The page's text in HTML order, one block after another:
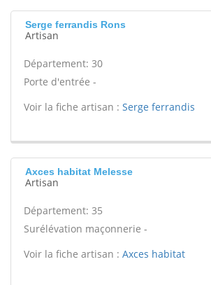
Serge ferrandis Rons
Artisan
Département: 30
Porte d'entrée -
Voir la fiche artisan : Serge ferrandis
Axces habitat Melesse
Artisan
Département: 35
Surélévation maçonnerie -
Voir la fiche artisan : Axces habitat